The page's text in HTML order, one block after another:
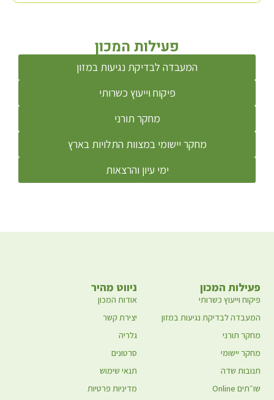
פעילות המכון
המעבדה לבדיקת נגיעות במזון
פיקוח וייעוץ כשרותי
מחקר תורני
מחקר יישומי במצוות התלויות בארץ
ימי עיון והרצאות
ניווט מהיר
אודות המכון
יצירת קשר
גלריה
סרטונים
תנאי שימוש
מדיניות פרטיות
פעילות המכון
פיקוח וייעוץ כשרותי
המעבדה לבדיקת נגיעות במזון
מחקר תורני
מחקר יישומי
תנובות שדה
שו״תים Online